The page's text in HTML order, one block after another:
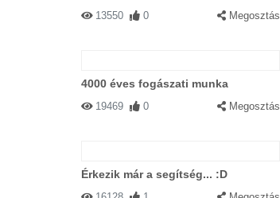
13550 0 Megosztás
4000 éves fogászati munka
19469 0 Megosztás
Érkezik már a segítség... :D